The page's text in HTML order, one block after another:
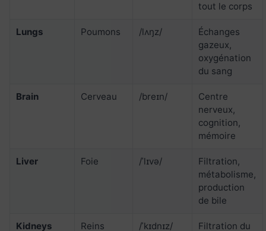
tout le corps
Lungs Poumons /lʌŋz/
Échanges
gazeux,
oxygénation
du sang
Brain Cerveau /breɪn/
Centre
nerveux,
cognition,
mémoire
Liver Foie /ˈlɪvə/
Filtration,
métabolisme,
production
de bile
Kidneys Reins /ˈkɪdnɪz/
Filtration du